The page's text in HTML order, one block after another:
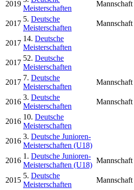
2019
Meisterschaften
Mannschaft
2017
5. Deutsche
Meisterschaften
Mannschaft
2017
14. Deutsche
Meisterschaften
2017
52. Deutsche
Meisterschaften
2017
7. Deutsche
Meisterschaften
Mannschaft
2016
3. Deutsche
Meisterschaften
Mannschaft
2016
10. Deutsche
Meisterschaften
2016
3. Deutsche Junioren-
Meisterschaften (U18)
2016
1. Deutsche Junioren-
Meisterschaften (U18)
Mannschaft
2015
5. Deutsche
Meisterschaften
Mannschaft